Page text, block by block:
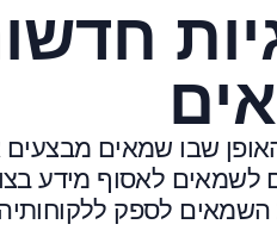
שבו שמאים
לשמאים לאסוף מידע
לספק